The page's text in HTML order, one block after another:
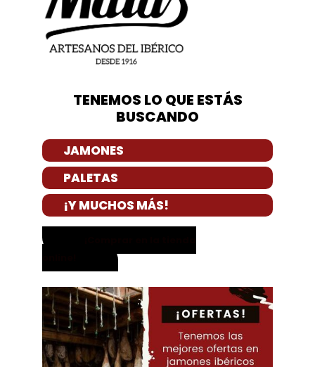
TENEMOS LO QUE ESTÁS
BUSCANDO
JAMONES
PALETAS
¡Y MUCHOS MÁS!